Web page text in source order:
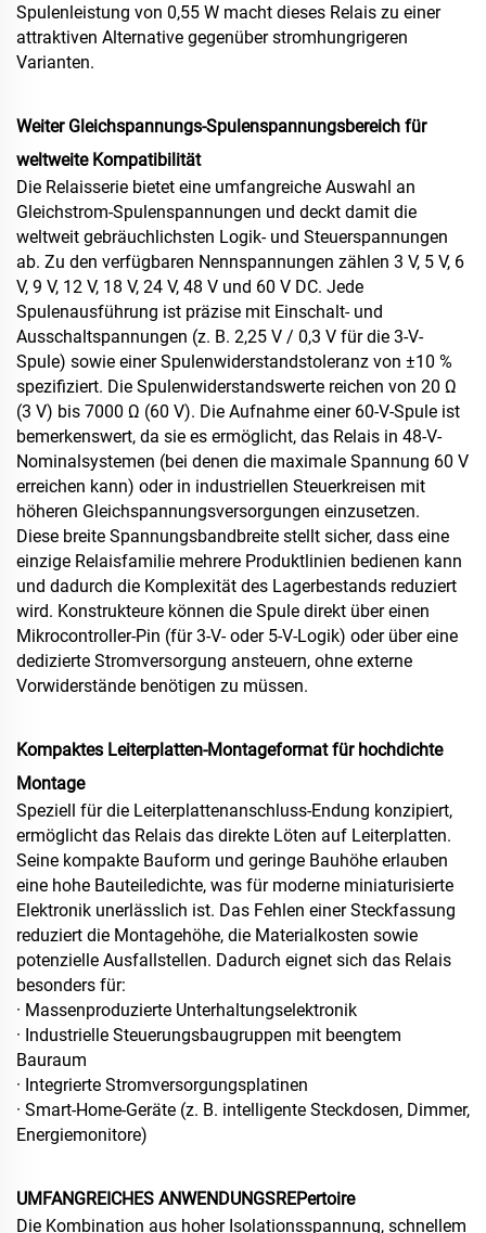
Spulenleistung von 0,55 W macht dieses Relais zu einer
attraktiven Alternative gegenüber stromhungrigeren
Varianten.
Weiter Gleichspannungs-Spulenspannungsbereich für
weltweite Kompatibilität
Die Relaisserie bietet eine umfangreiche Auswahl an
Gleichstrom-Spulenspannungen und deckt damit die
weltweit gebräuchlichsten Logik- und Steuerspannungen
ab. Zu den verfügbaren Nennspannungen zählen 3 V, 5 V, 6
V, 9 V, 12 V, 18 V, 24 V, 48 V und 60 V DC. Jede
Spulenausführung ist präzise mit Einschalt- und
Ausschaltspannungen (z. B. 2,25 V / 0,3 V für die 3-V-
Spule) sowie einer Spulenwiderstandstoleranz von ±10 %
spezifiziert. Die Spulenwiderstandswerte reichen von 20 Ω
(3 V) bis 7000 Ω (60 V). Die Aufnahme einer 60-V-Spule ist
bemerkenswert, da sie es ermöglicht, das Relais in 48-V-
Nominalsystemen (bei denen die maximale Spannung 60 V
erreichen kann) oder in industriellen Steuerkreisen mit
höheren Gleichspannungsversorgungen einzusetzen.
Diese breite Spannungsbandbreite stellt sicher, dass eine
einzige Relaisfamilie mehrere Produktlinien bedienen kann
und dadurch die Komplexität des Lagerbestands reduziert
wird. Konstrukteure können die Spule direkt über einen
Mikrocontroller-Pin (für 3-V- oder 5-V-Logik) oder über eine
dedizierte Stromversorgung ansteuern, ohne externe
Vorwiderstände benötigen zu müssen.
Kompaktes Leiterplatten-Montageformat für hochdichte
Montage
Speziell für die Leiterplattenanschluss-Endung konzipiert,
ermöglicht das Relais das direkte Löten auf Leiterplatten.
Seine kompakte Bauform und geringe Bauhöhe erlauben
eine hohe Bauteiledichte, was für moderne miniaturisierte
Elektronik unerlässlich ist. Das Fehlen einer Steckfassung
reduziert die Montagehöhe, die Materialkosten sowie
potenzielle Ausfallstellen. Dadurch eignet sich das Relais
besonders für:
· Massenproduzierte Unterhaltungselektronik
· Industrielle Steuerungsbaugruppen mit beengtem
Bauraum
· Integrierte Stromversorgungsplatinen
· Smart-Home-Geräte (z. B. intelligente Steckdosen, Dimmer,
Energiemonitore)
UMFANGREICHES ANWENDUNGSREPertoire
Die Kombination aus hoher Isolationsspannung, schnellem